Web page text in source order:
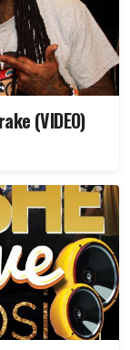
(VIDEO)